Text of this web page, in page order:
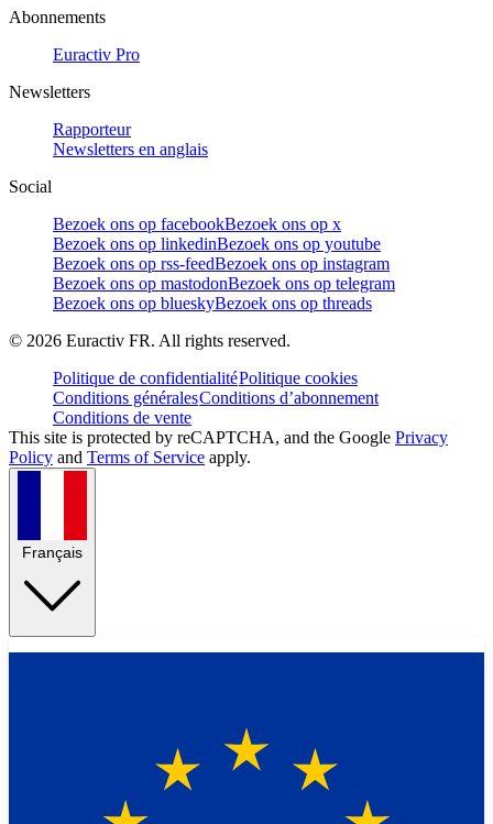
Abonnements
Euractiv Pro
Newsletters
Rapporteur
Newsletters en anglais
Social
Bezoek ons op facebookBezoek ons op x
Bezoek ons op linkedinBezoek ons op youtube
Bezoek ons op rss-feedBezoek ons op instagram
Bezoek ons op mastodonBezoek ons op telegram
Bezoek ons op blueskyBezoek ons op threads
© 2026 Euractiv FR. All rights reserved.
Politique de confidentialitéPolitique cookies
Conditions généralesConditions d’abonnement
Conditions de vente
This site is protected by reCAPTCHA, and the Google Privacy
Policy and Terms of Service apply.
Français